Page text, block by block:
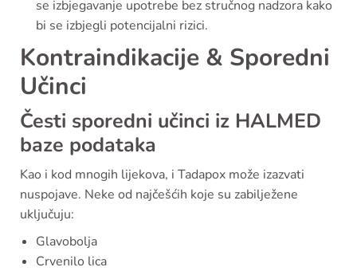
se izbjegavanje upotrebe bez stručnog nadzora kako
bi se izbjegli potencijalni rizici.
Kontraindikacije & Sporedni
Učinci
Česti sporedni učinci iz HALMED
baze podataka
Kao i kod mnogih lijekova, i Tadapox može izazvati
nuspojave. Neke od najčešćih koje su zabilježene
uključuju:
Glavobolja
Crvenilo lica